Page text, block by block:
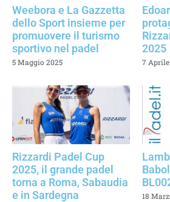
Weebora e La Gazzetta
dello Sport insieme per
promuovere il turismo
sportivo nel padel
5 Maggio 2025
2025
7
Rizzardi Padel Cup
2025, il grande padel
torna a Roma, Sabaudia
e in Sardegna
18